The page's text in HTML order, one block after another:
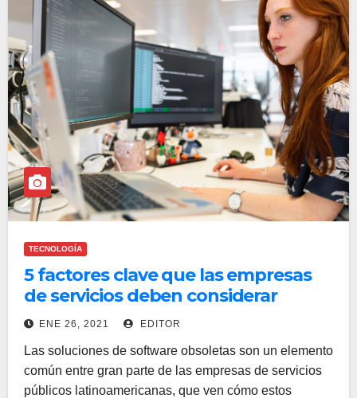
TECNOLOGÍA
5 factores clave que las empresas
de servicios deben considerar
ENE 26, 2021 EDITOR
Las soluciones de software obsoletas son un elemento
común entre gran parte de las empresas de servicios
públicos latinoamericanas, que ven cómo estos